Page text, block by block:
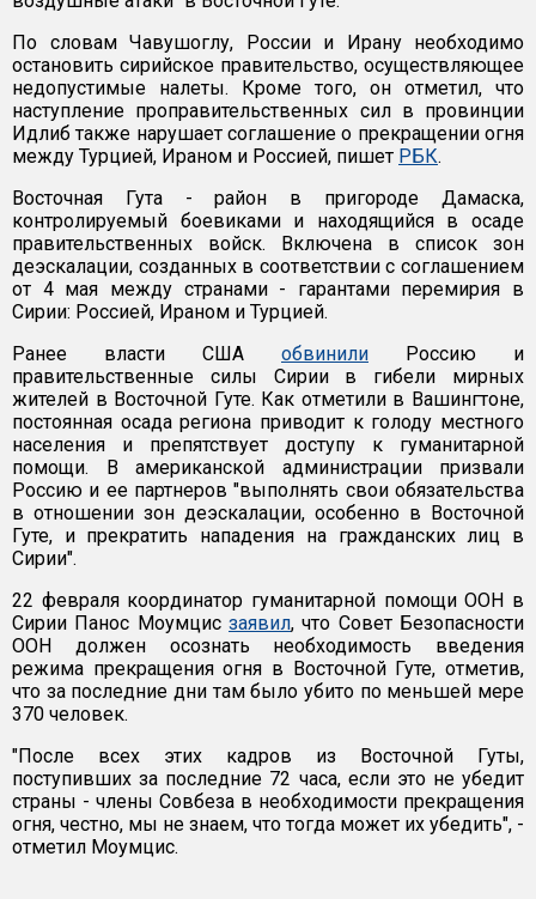
По словам Чавушоглу, России и Ирану необходимо
остановить сирийское правительство, осуществляющее
недопустимые налеты. Кроме того, он отметил, что
наступление проправительственных сил в провинции
Идлиб также нарушает соглашение о прекращении огня
между Турцией, Ираном и Россией, пишет РБК.
Восточная Гута - район в пригороде Дамаска,
контролируемый боевиками и находящийся в осаде
правительственных войск. Включена в список зон
деэскалации, созданных в соответствии с соглашением
от 4 мая между странами - гарантами перемирия в
Сирии: Россией, Ираном и Турцией.
Ранее власти США обвинили Россию и
правительственные силы Сирии в гибели мирных
жителей в Восточной Гуте. Как отметили в Вашингтоне,
постоянная осада региона приводит к голоду местного
населения и препятствует доступу к гуманитарной
помощи. В американской администрации призвали
Россию и ее партнеров "выполнять свои обязательства
в отношении зон деэскалации, особенно в Восточной
Гуте, и прекратить нападения на гражданских лиц в
Сирии".
22 февраля координатор гуманитарной помощи ООН в
Сирии Панос Моумцис заявил, что Совет Безопасности
ООН должен осознать необходимость введения
режима прекращения огня в Восточной Гуте, отметив,
что за последние дни там было убито по меньшей мере
370 человек.
"После всех этих кадров из Восточной Гуты,
поступивших за последние 72 часа, если это не убедит
страны - члены Совбеза в необходимости прекращения
огня, честно, мы не знаем, что тогда может их убедить", -
отметил Моумцис.